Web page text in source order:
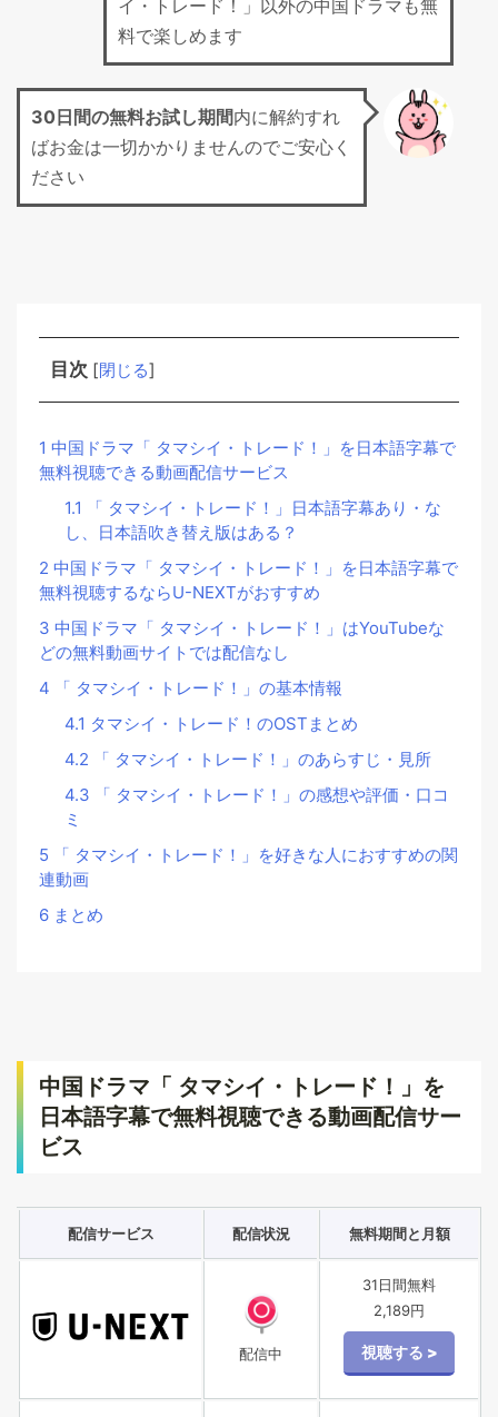
イ・トレード！」以外の中国ドラマも無
料で楽しめます
30日間の無料お試し期間内に解約すれ
ばお金は一切かかりませんのでご安心く
ださい
目次 [閉じる]
1 中国ドラマ「 タマシイ・トレード！」を日本語字幕で
無料視聴できる動画配信サービス
1.1 「 タマシイ・トレード！」日本語字幕あり・な
し、日本語吹き替え版はある？
2 中国ドラマ「 タマシイ・トレード！」を日本語字幕で
無料視聴するならU-NEXTがおすすめ
3 中国ドラマ「 タマシイ・トレード！」はYouTubeな
どの無料動画サイトでは配信なし
4 「 タマシイ・トレード！」の基本情報
4.1 タマシイ・トレード！のOSTまとめ
4.2 「 タマシイ・トレード！」のあらすじ・見所
4.3 「 タマシイ・トレード！」の感想や評価・口コ
ミ
5 「 タマシイ・トレード！」を好きな人におすすめの関
連動画
6 まとめ
中国ドラマ「 タマシイ・トレード！」を
日本語字幕で無料視聴できる動画配信サー
ビス
配信サービス 配信状況 無料期間と月額
配信中
31日間無料
2,189円